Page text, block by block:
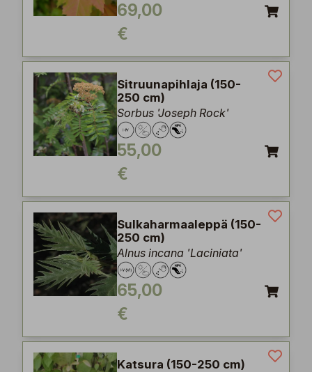
69,00
€
Sitruunapihlaja (150-
250 cm)
Sorbus 'Joseph Rock'
55,00
€
Sulkaharmaaleppä (150-
250 cm)
Alnus incana 'Laciniata'
65,00
€
Katsura (150-250 cm)